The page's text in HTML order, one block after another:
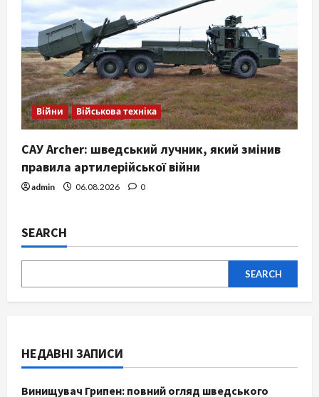
Війни Військова техніка
САУ Archer: шведський лучник, який змінив
правила артилерійської війни
admin 06.08.2026 0
SEARCH
SEARCH
НЕДАВНІ ЗАПИСИ
Винищувач Грипен: повний огляд шведського